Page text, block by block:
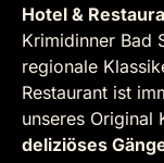
Hotel &
Krimidinner Bad
regionale
Restaurant ist
unseres Original
deliziöses